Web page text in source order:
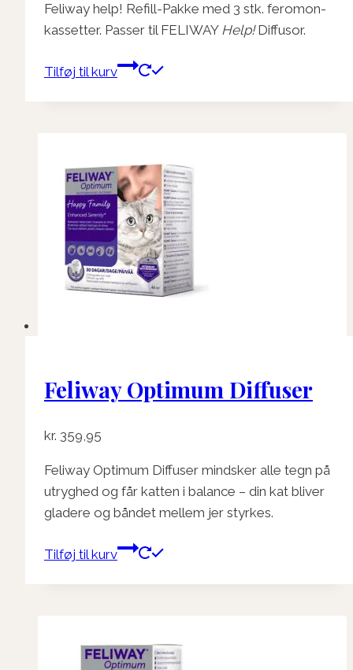
pris
var:
kr. 209,95.
pris
er:
Feliway help! Refill-Pakke med 3 stk. feromon-
kassetter. Passer til FELIWAY Help!Diffusor.
Tilføj til kurv
Feliway Optimum Diffuser
kr. 359,95
Feliway Optimum Diffuser mindsker alle tegn på
utryghed og får katten i balance – din kat bliver
gladere og båndet mellem jer styrkes.
Tilføj til kurv